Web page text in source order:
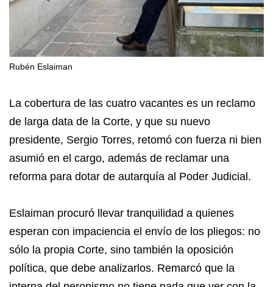
Rubén Eslaiman
La cobertura de las cuatro vacantes es un reclamo
de larga data de la Corte, y que su nuevo
presidente, Sergio Torres, retomó con fuerza ni bien
asumió en el cargo, además de reclamar una
reforma para dotar de autarquía al Poder Judicial.
Eslaiman procuró llevar tranquilidad a quienes
esperan con impaciencia el envío de los pliegos: no
sólo la propia Corte, sino también la oposición
política, que debe analizarlos. Remarcó que la